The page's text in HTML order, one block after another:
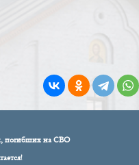
погибших на СВО